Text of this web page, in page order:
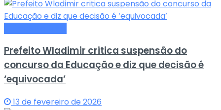
Prefeito Wladimir critica suspensão do
concurso da Educação e diz que decisão é
‘equivocada’
13 de fevereiro de 2026